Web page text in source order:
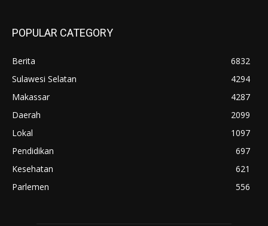
POPULAR CATEGORY
Berita
6832
Sulawesi Selatan
4294
Makassar
4287
Daerah
2099
Lokal
1097
Pendidikan
697
Kesehatan
621
Parlemen
556